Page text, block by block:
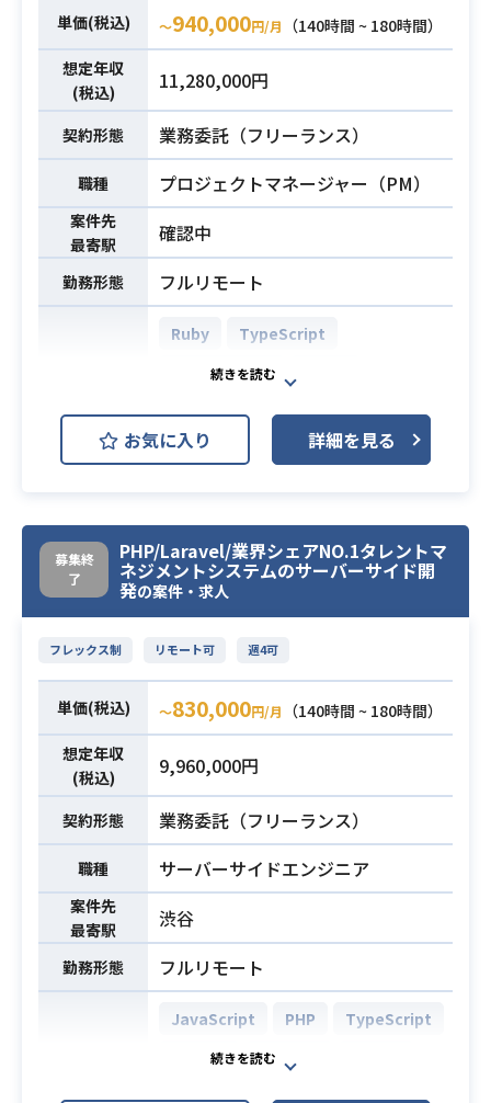
業務内容
バックエンド：Kotlin, Spring Boot
フロントエンド：TypeScript, Angul
ar, RxJS, PrimeNG, Akita
インフラ：AWS, Docker, MySQL, El
asticSearch, Redis, Datadog, Kiba
na, Sentry
リポジトリ管理：GitHub Enterprise
Cloud
コミュニケーション：Slack, zoom,
Google Meet
情報共有とタスク管理：Notion, Git
HubProjects
開発環境：JetBrains All Products P
ack （IntelliJ IDEA, DataGrip, Web
de
デザイン環境：Figma
【配属組織】
・スクラム組織（2チーム体制）
・1スプリント1週間
・平均年齢は35歳ぐらいのチームで
・一人一人が裁量をもって、開発を
進める組織です。
・初めて経験するスキルなどは、ペ
アプロ・モブプロなどを行います。
必須スキル
・Java/Kotlin によるWebアプリケー
ションの開発経験（3年以上）
・Spring Framework/Spring Boot
を利用したプロダクト開発の経験
・AWSの使用経験
・スクラムを採用したチームでの経
験
・HTML、CSS、Javascriptなどフロ
ントエンドの開発に必要な基本的な
単価(税込) 〜940,000円/月
（140時間 ~ 180時間）
想定年収
(税込)
11,280,000円
契約形態 業務委託（フリーランス）
職種 プロジェクトマネージャー（PM）
案件先
最寄駅
確認中
勤務形態 フルリモート
開発環境
Ruby
TypeScript
Ruby on Rails
MongoDB
MySQL
AWS (Amazon Web Services)
Redmine
既存Webサービスの保守運用および
進までをご担当いただく案件です。
顧客との進行管理から技術レビュ
ー、必要に応じた実装対応まで幅広
【仕事内容】
下記の業務を担っていただく想定で
す。
・顧客との定例MTG進行、進捗・課
題・リスク報告
・問い合わせおよび障害の一次切り
分け、影響調査
・改修方針の策定、月次リリース計
画の策定・進行管理
・追加開発における要件整理、見積
もり、タスク分解
・進捗管理、品質管理、UAT対応
お気に入り 詳細を見る
募集終
了
PHP/Laravel/業界シェアNO.1タレントマ
ネジメントシステムのサーバーサイド開
発の案件・求人
フレックス制 リモート可 週4可
単価(税込) 〜830,000円/月
（140時間 ~ 180時間）
想定年収
(税込)
9,960,000円
契約形態 業務委託（フリーランス）
職種 サーバーサイドエンジニア
案件先
最寄駅
渋谷
勤務形態 フルリモート
JavaScript PHP
TypeScript
Laravel
React.js
AWS (Amazon Web Services)